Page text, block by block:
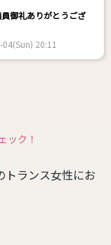
御礼ありがとうござ
20:11
ック！
トランス女性にお